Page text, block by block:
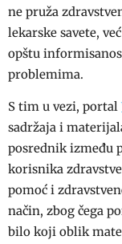
ne pruža
lekarske savete,
opštu
problemima.
S tim u vezi, portal
sadržaja i
posrednik između
korisnika
pomoć i
način, zbog čega
bilo koji oblik